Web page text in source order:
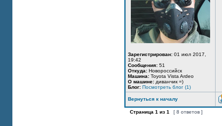
Зарегистрирован: 01 июл 2017,
19:42
Сообщения: 51
Откуда: Новороссийск
Машина: Toyota Vista Ardeo
О машине: диванчик =)
Блог: Посмотреть блог (1)
Вернуться к началу
Страница 1 из 1 [ 8 ответов ]